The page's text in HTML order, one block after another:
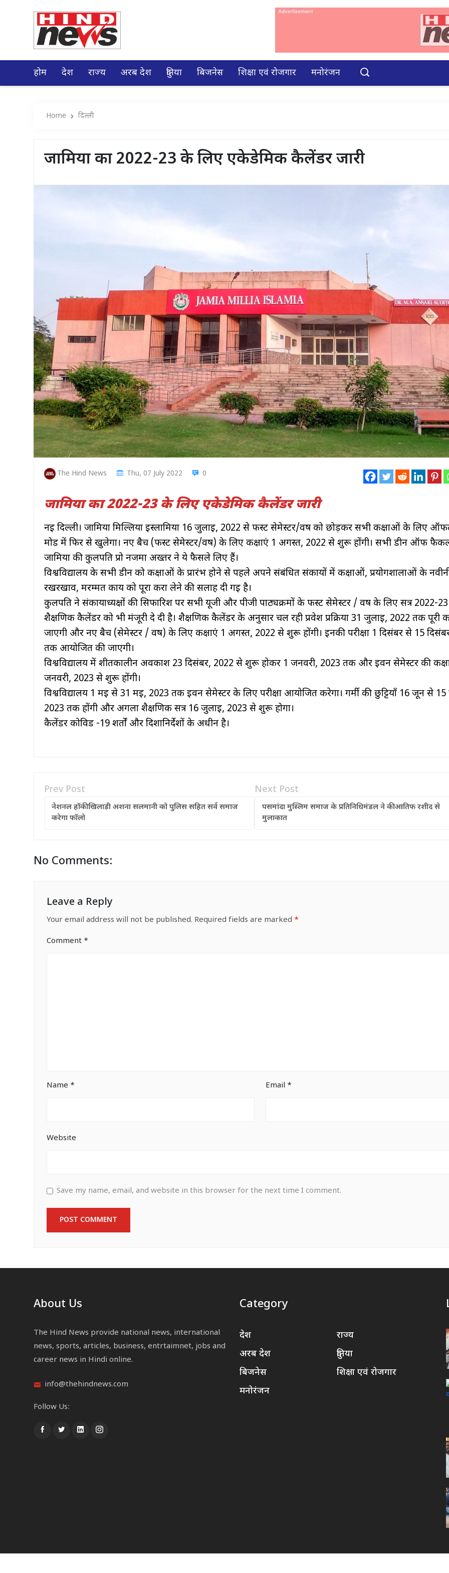
होम देश राज्य अरब देश दुनिया बिजनेस शिक्षा एवं रोजगार मनोरंजन
Home दिल्ली
जामिया का 2022-23 के लिए एकेडेमिक कैलेंडर जारी
The Hind News Thu, 07 July 2022 0
जामिया का 2022-23 के लिए एकेडेमिक कैलेंडर जारी
नई दिल्ली। जामिया मिल्लिया इस्लामिया 16 जुलाई, 2022 से फर्स्ट सेमेस्टर/वर्ष को छोड़कर सभी कक्षाओं के लिए
मोड में फिर से खुलेगा। नए बैच (फर्स्ट सेमेस्टर/वर्ष) के लिए कक्षाएं 1 अगस्त, 2022 से शुरू होंगी। सभी डीन ऑफ
जामिया की कुलपति प्रो नजमा अख्तर ने ये फैसले लिए हैं।
विश्वविद्यालय के सभी डीन को कक्षाओं के प्रारंभ होने से पहले अपने संबंधित संकायों में कक्षाओं, प्रयोगशालाओं के
रखरखाव, मरम्मत कार्य को पूरा करा लेने की सलाह दी गई है।
कुलपति ने संकायाध्यक्षों की सिफारिश पर सभी यूजी और पीजी पाठ्यक्रमों के फर्स्ट सेमेस्टर / वर्ष के लिए सत्र 2022-
शैक्षणिक कैलेंडर को भी मंजूरी दे दी है। शैक्षणिक कैलेंडर के अनुसार चल रही प्रवेश प्रक्रिया 31 जुलाई, 2022 तक पूरी
जाएगी और नए बैच (सेमेस्टर / वर्ष) के लिए कक्षाएं 1 अगस्त, 2022 से शुरू होंगी। इनकी परीक्षा 1 दिसंबर से 15
तक आयोजित की जाएगी।
विश्वविद्यालय में शीतकालीन अवकाश 23 दिसंबर, 2022 से शुरू होकर 1 जनवरी, 2023 तक और ईवन सेमेस्टर की
जनवरी, 2023 से शुरू होंगी।
विश्वविद्यालय 1 मई से 31 मई, 2023 तक ईवन सेमेस्टर के लिए परीक्षा आयोजित करेगा। गर्मी की छुट्टियाँ 16 जून से
2023 तक होंगी और अगला शैक्षणिक सत्र 16 जुलाई, 2023 से शुरू होगा।
कैलेंडर कोविड -19 शर्तों और दिशानिर्देशों के अधीन है।
Prev Post
नेशनल हॉकी खिलाड़ी अशना सलमानी को पुलिस सहित सर्व समाज
करेगा फॉलो
Next Post
पसमांदा मुस्लिम समाज के प्रतिनिधिमंडल ने की आतिफ रशीद से
मुलाकात
No Comments:
Leave a Reply
Your email address will not be published. Required fields are marked *
Comment *
Name * Email *
Website
Save my name, email, and website in this browser for the next time I comment.
About Us
The Hind News provide national news, international
news, sports, articles, business, entrtaimnet, jobs and
career news in Hindi online.
info@thehindnews.com
Follow Us:
Category
देश
राज्य
अरब देश
दुनिया
बिजनेस
शिक्षा एवं रोजगार
मनोरंजन